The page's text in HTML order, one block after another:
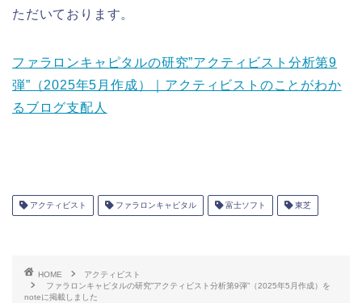
ただいております。
ファラロンキャピタルの研究”アクティビスト分析第9
弾”（2025年5月作成）｜アクティビストのことがわか
るブログ支配人
アクティビスト ファラロンキャピタル 富士ソフト 東芝
HOME
アクティビスト
ファラロンキャピタルの研究”アクティビスト分析第9弾”（2025年5月作成）を
noteに掲載しました